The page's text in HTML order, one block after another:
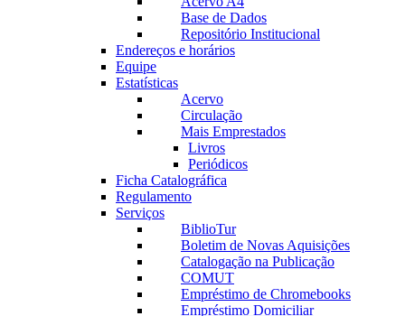
Base de Dados
Repositório Institucional
Endereços e horários
Equipe
Estatísticas
Acervo
Circulação
Mais Emprestados
Livros
Periódicos
Ficha Catalográfica
Regulamento
Serviços
BiblioTur
Boletim de Novas Aquisições
Catalogação na Publicação
COMUT
Empréstimo de Chromebooks
Empréstimo Domiciliar